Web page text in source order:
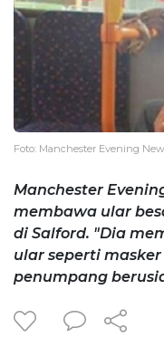
Foto: Manchester Evening
Manchester
membawa ular
di Salford. "Dia
ular seperti
penumpang